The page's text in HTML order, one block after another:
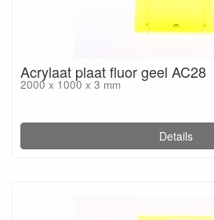
Acrylaat plaat fluor geel AC28
2000 x 1000 x 3 mm
Details